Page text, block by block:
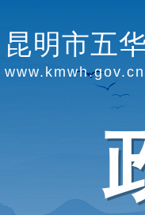
昆明市五
www.kmwh.gov.cn